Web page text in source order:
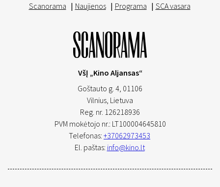
Scanorama | Naujienos | Programa | SCA vasara
VšĮ „Kino Aljansas“
Goštauto g. 4, 01106
Vilnius, Lietuva
Reg. nr. 126218936
PVM mokėtojo nr.: LT100004645810
Telefonas: +37062973453
El. paštas: info@kino.lt